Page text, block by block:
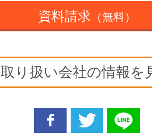
資料請求 （無料）
取り扱い会社の情報を